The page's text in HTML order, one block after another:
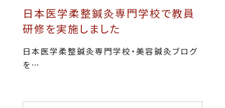
日本医学柔整鍼灸専門学校で教員
研修を実施しました
日本医学柔整鍼灸専門学校・美容鍼灸ブログ
を…